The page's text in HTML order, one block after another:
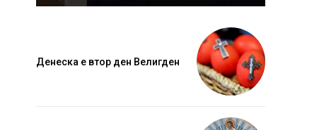
Денеска е втор ден Велигден